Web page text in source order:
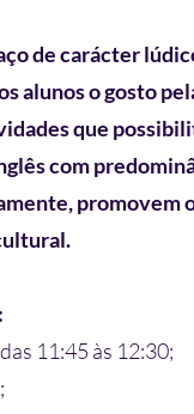
de carácter
alunos o gosto
que
com
, promovem
:
11:45 às 12:30;